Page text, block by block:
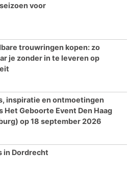
voor
trouwringen kopen: zo
je zonder in te leveren op
inspiratie en ontmoetingen
Het Geboorte Event Den Haag
op 18 september 2026
in Dordrecht